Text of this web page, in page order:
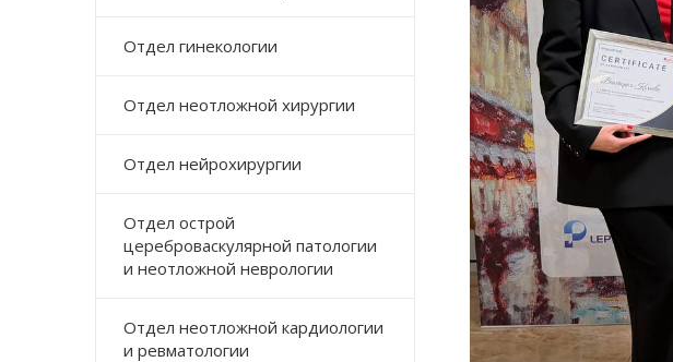
Отдел гинекологии
Отдел неотложной хирургии
Отдел нейрохирургии
Отдел острой
цереброваскулярной патологии
и неотложной неврологии
Отдел неотложной кардиологии
и ревматологии